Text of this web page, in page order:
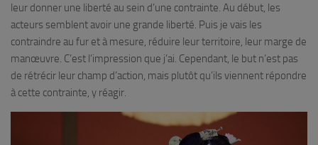
leur donner une liberté au sein d’une contrainte. Au début, les
acteurs semblent avoir une grande liberté. Puis je vais les
contraindre au fur et à mesure, réduire leur territoire, leur marge de
manœuvre. C’est l’impression que j’ai. Cependant, le but n’est pas
de rétrécir leur champ d’action, mais plutôt qu’ils viennent répondre
à cette contrainte, y réagir.